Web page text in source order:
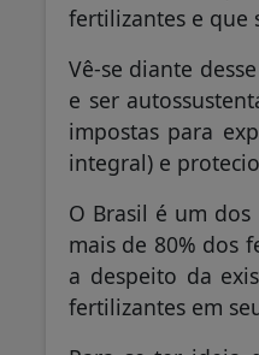
fertilizantes e que
Vê-se diante
e ser
impostas para
integral) e
O Brasil é um
mais de 80% dos
a despeito da
fertilizantes em